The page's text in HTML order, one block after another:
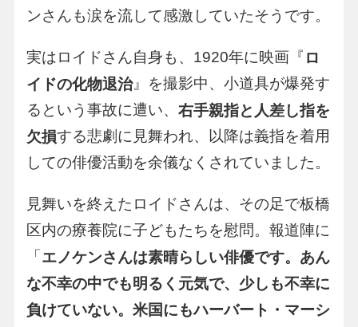
ンさんも涙を流して感激していたそうです。
実はロイドさん自身も、1920年に映画『 ロ
イドの化物退治』を撮影中、小道具が爆発す
るという事故に遭い、 右手親指と人差し指を
欠損する悲劇に見舞われ、以降は義指を着用
しての俳優活動を余儀なくされていました。
見舞いを終えたロイドさんは、その足で板橋
区内の療養院に子どもたちを慰問。報道陣に
「 エノケンさんは素晴らしい俳優です。あん
な不幸の中でも明るく元気で、少しも不幸に
負けていない。米国にもハーバート・マーシ